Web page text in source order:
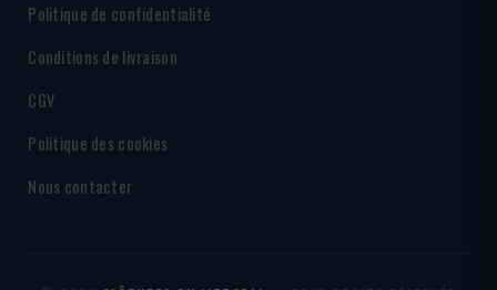
Politique de confidentialité
Conditions de livraison
CGV
Politique des cookies
Nous contacter